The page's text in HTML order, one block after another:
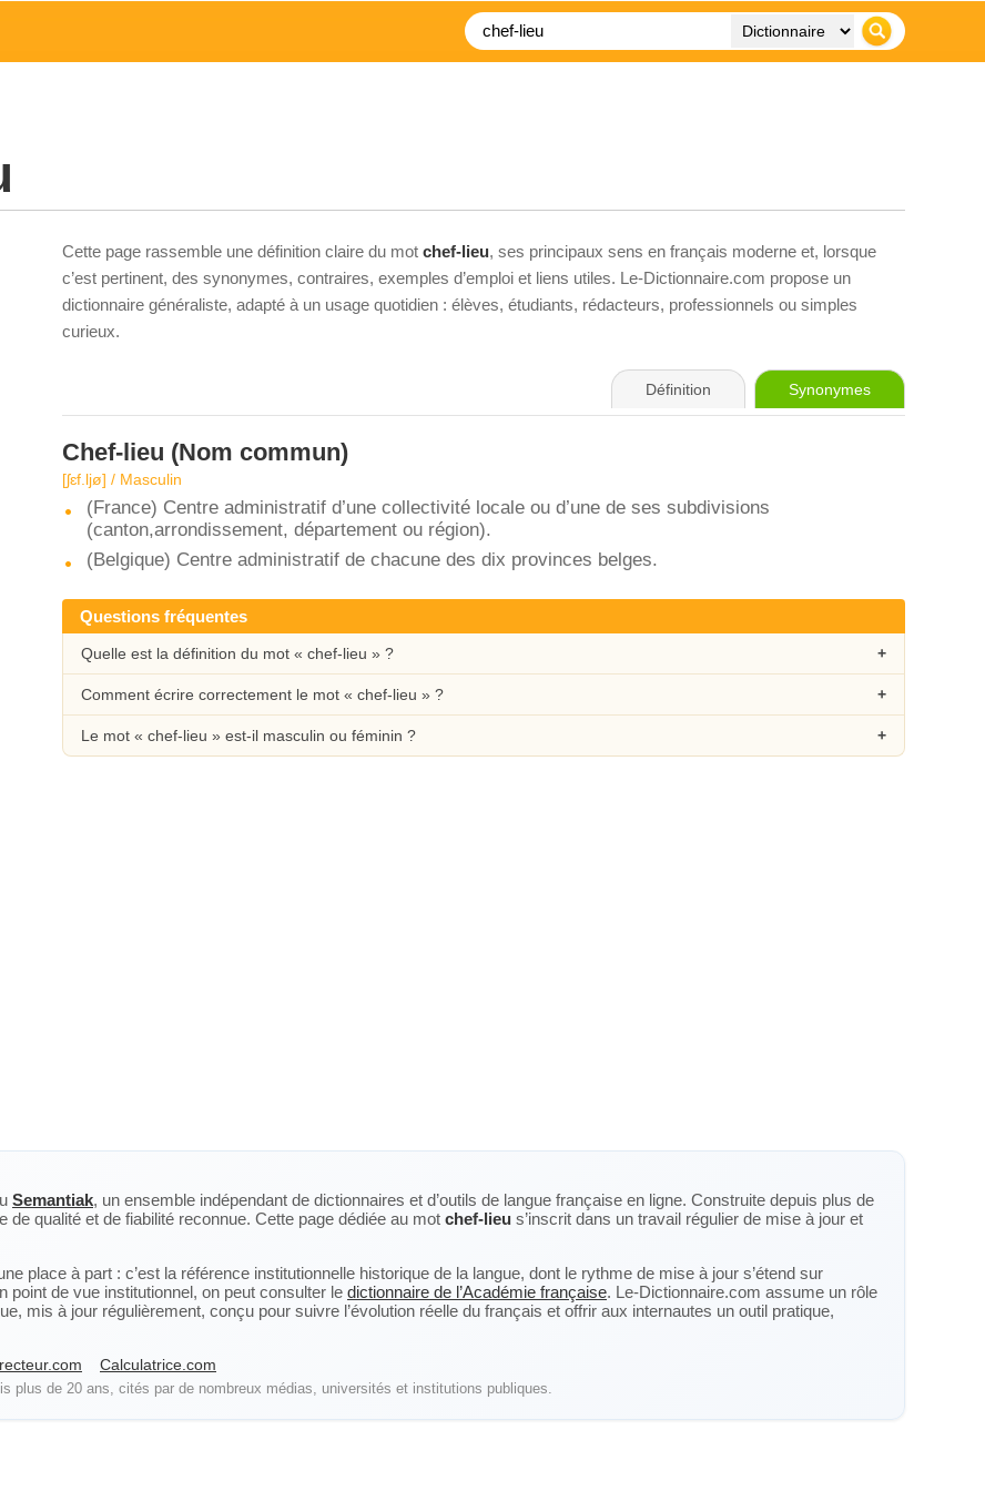
Cette page rassemble une définition claire du mot chef-lieu, ses principaux sens en français moderne et, lorsque
c’est pertinent, des synonymes, contraires, exemples d’emploi et liens utiles. Le-Dictionnaire.com propose un
dictionnaire généraliste, adapté à un usage quotidien : élèves, étudiants, rédacteurs, professionnels ou simples
curieux.
Définition Synonymes
Chef-lieu (Nom commun)
[ʃɛf.ljø] / Masculin
(France) Centre administratif d’une collectivité locale ou d’une de ses subdivisions
(canton,arrondissement, département ou région).
(Belgique) Centre administratif de chacune des dix provinces belges.
Questions fréquentes
Quelle est la définition du mot « chef-lieu » ?
Comment écrire correctement le mot « chef-lieu » ?
Le mot « chef-lieu » est-il masculin ou féminin ?
Semantiak, un ensemble indépendant de dictionnaires et d’outils de langue française en ligne. Construite depuis plus de
qualité et de fiabilité reconnue. Cette page dédiée au mot chef-lieu s’inscrit dans un travail régulier de mise à jour et
place à part : c’est la référence institutionnelle historique de la langue, dont le rythme de mise à jour s’étend sur
point de vue institutionnel, on peut consulter le dictionnaire de l’Académie française. Le-Dictionnaire.com assume un rôle
mis à jour régulièrement, conçu pour suivre l’évolution réelle du français et offrir aux internautes un outil pratique,
Calculatrice.com
plus de 20 ans, cités par de nombreux médias, universités et institutions publiques.